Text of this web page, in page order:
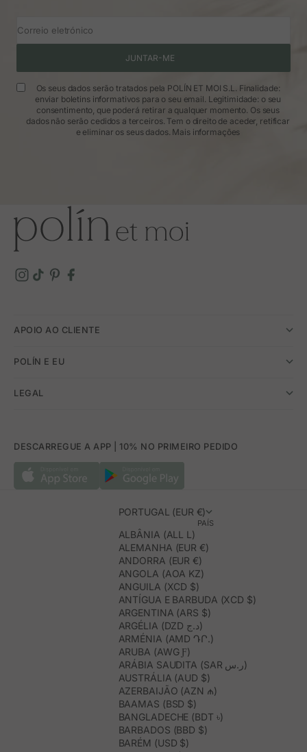
Correio eletrónico
JUNTAR-ME
Os seus dados serão tratados pela POLÍN ET MOI S.L. Finalidade:
enviar boletins informativos para o seu email. Legitimidade: o seu
consentimento, que poderá retirar a qualquer momento. Os seus
dados não serão cedidos a terceiros. Tem o direito de aceder, retificar
e eliminar os seus dados. Mais informações
APOIO AO CLIENTE
POLÍN E EU
LEGAL
DESCARREGUE A APP | 10% NO PRIMEIRO PEDIDO
PORTUGAL (EUR €)
PAÍS
ALBÂNIA (ALL L)
ALEMANHA (EUR €)
ANDORRA (EUR €)
ANGOLA (AOA KZ)
ANGUILA (XCD $)
ANTÍGUA E BARBUDA (XCD $)
ARGENTINA (ARS $)
ARGÉLIA (DZD د.ج)
ARMÉNIA (AMD ԴՐ.)
ARUBA (AWG Ƒ)
ARÁBIA SAUDITA (SAR ر.س)
AUSTRÁLIA (AUD $)
AZERBAIJÃO (AZN ₼)
BAAMAS (BSD $)
BANGLADECHE (BDT ৳)
BARBADOS (BBD $)
BARÉM (USD $)